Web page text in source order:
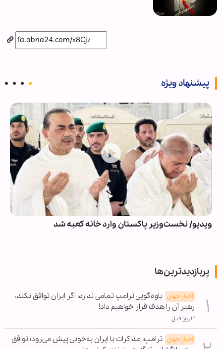
پیشنهاد ویژه
ویدیو/ نخست‌وزیر پاکستان وارد خانه کعبه شد
پربازدیدترین‌ها
اخبار جهان یاوه‌گویی ترامپ تمامی ندارد؛ اگر ایران توافق نکند،
رهبر آن را هدف قرار خواهیم داد!
۳ روز قبل
اخبار جهان ترامپ: مذاکرات با ایران به‌خوبی پیش می‌رود؛ توافق